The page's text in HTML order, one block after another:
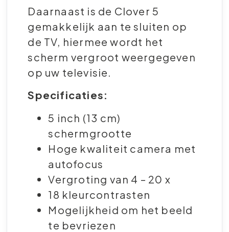
Daarnaast is de Clover 5
gemakkelijk aan te sluiten op
de TV, hiermee wordt het
scherm vergroot weergegeven
op uw televisie.
Specificaties:
5 inch (13 cm)
schermgrootte
Hoge kwaliteit camera met
autofocus
Vergroting van 4 – 20 x
18 kleurcontrasten
Mogelijkheid om het beeld
te bevriezen